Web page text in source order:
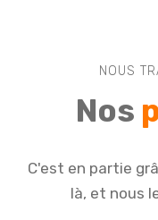
NOUS
Nos
C'est en partie
là, et nous